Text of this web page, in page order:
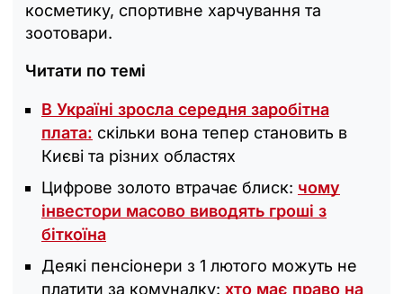
косметику, спортивне харчування та
зоотовари.
Читати по темі
В Україні зросла середня заробітна
плата: скільки вона тепер становить в
Києві та різних областях
Цифрове золото втрачає блиск: чому
інвестори масово виводять гроші з
біткоїна
Деякі пенсіонери з 1 лютого можуть не
платити за комуналку: хто має право на